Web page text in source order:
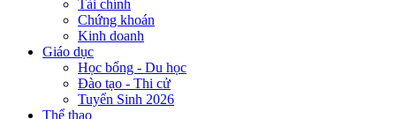
Tài chính
Chứng khoán
Kinh doanh
Giáo dục
Học bổng - Du học
Đào tạo - Thi cử
Tuyển Sinh 2026
Thể thao